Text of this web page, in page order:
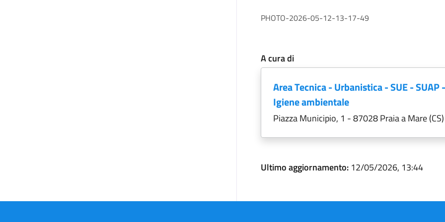
PHOTO-2026-05-12-13-17-49
A cura di
Area Tecnica - Urbanistica - SUE - SUAP -
Igiene ambientale
Piazza Municipio, 1 - 87028 Praia a Mare (CS)
Ultimo aggiornamento: 12/05/2026, 13:44